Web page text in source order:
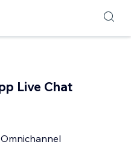
Live Chat